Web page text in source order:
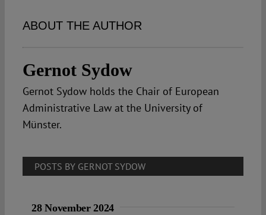
Spotlight
ABOUT THE AUTHOR
Gernot Sydow
Gernot Sydow holds the Chair of European
Administrative Law at the University of
Münster.
POSTS BY GERNOT SYDOW
28 November 2024